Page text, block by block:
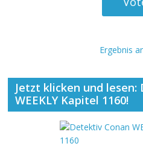
Ergebnis
Jetzt klicken und lesen:
WEEKLY Kapitel 1160!